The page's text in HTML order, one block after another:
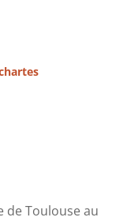
Toulouse au